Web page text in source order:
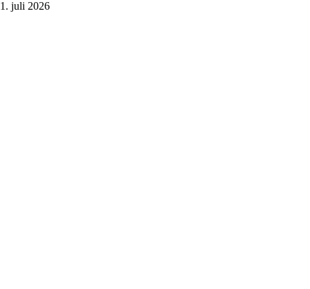
1. juli 2026